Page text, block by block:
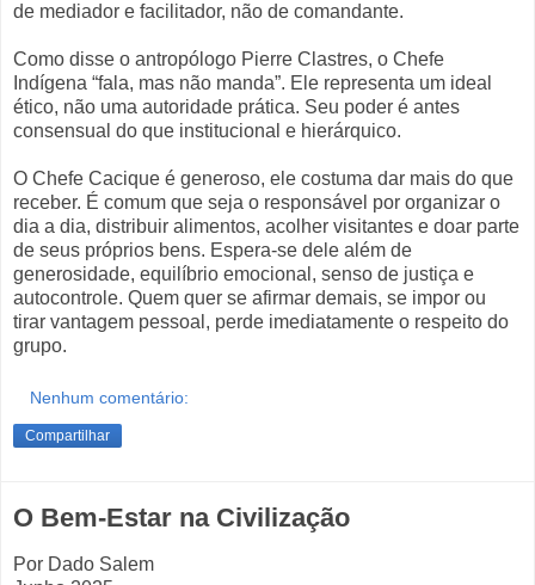
de mediador e facilitador, não de comandante.
Como disse o antropólogo Pierre Clastres, o Chefe
Indígena “fala, mas não manda”. Ele representa um ideal
ético, não uma autoridade prática. Seu poder é antes
consensual do que institucional e hierárquico.
O Chefe Cacique é generoso, ele costuma dar mais do que
receber. É comum que seja o responsável por organizar o
dia a dia, distribuir alimentos, acolher visitantes e doar parte
de seus próprios bens. Espera-se dele além de
generosidade, equilíbrio emocional, senso de justiça e
autocontrole. Quem quer se afirmar demais, se impor ou
tirar vantagem pessoal, perde imediatamente o respeito do
grupo.
Nenhum comentário:
Compartilhar
O Bem-Estar na Civilização
Por Dado Salem